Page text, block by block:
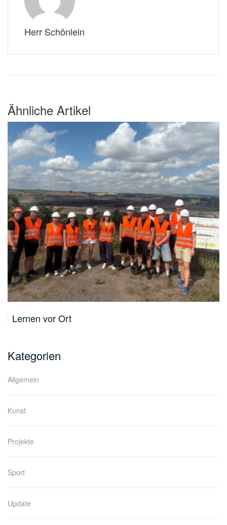
Herr Schönlein
Ähnliche Artikel
Lernen vor Ort
Kategorien
Allgemein
Kunst
Projekte
Sport
Update